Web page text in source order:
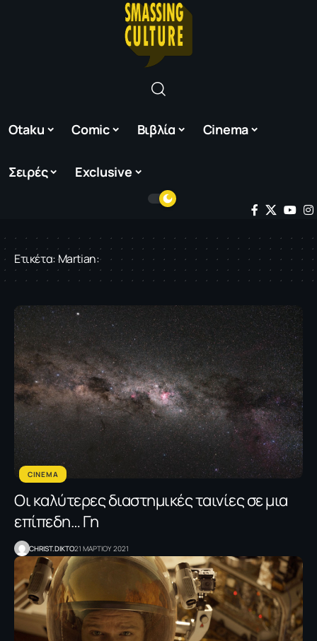
Otaku Comic Βιβλία Cinema
Σειρές Exclusive
Ετικέτα:Martian:
CINEMA
Οι καλύτερες διαστημικές ταινίες σε μια
επίπεδη… Γη
CHRIST.DIKTO21 ΜΑΡΤΙΟΥ 2021